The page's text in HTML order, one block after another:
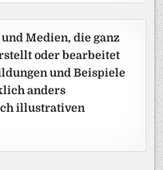
Medien, die ganz
oder bearbeitet
und Beispiele
anders
illustrativen